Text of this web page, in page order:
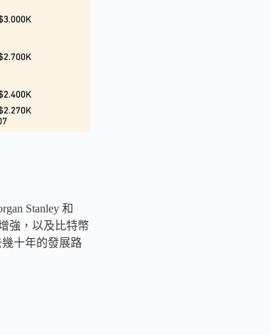
Stanley 和
強，以及比特幣
十年的發展路